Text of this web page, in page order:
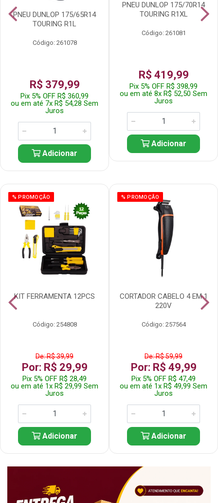
PNEU DUNLOP 175/65R14
TOURING R1L
Código: 261078
R$ 379,99
Pix 5% OFF R$ 360,99
ou em até 7x R$ 54,28 Sem
Juros
Adicionar
PNEU DUNLOP 175/70R14
TOURING R1XL
Código: 261081
R$ 419,99
Pix 5% OFF R$ 398,99
ou em até 8x R$ 52,50 Sem
Juros
Adicionar
% PROMOÇÃO
KIT FERRAMENTA 12PCS
Código: 254808
De: R$ 39,99
Por: R$ 29,99
Pix 5% OFF R$ 28,49
ou em até 1x R$ 29,99 Sem
Juros
Adicionar
% PROMOÇÃO
CORTADOR CABELO 4 EM 1
220V
Código: 257564
De: R$ 59,99
Por: R$ 49,99
Pix 5% OFF R$ 47,49
ou em até 1x R$ 49,99 Sem
Juros
Adicionar